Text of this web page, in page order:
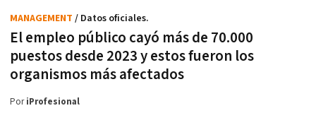
El empleo público cayó más de 70.000
puestos desde 2023 y estos fueron los
organismos más afectados
MANAGEMENT / Datos oficiales.
PoriProfesional